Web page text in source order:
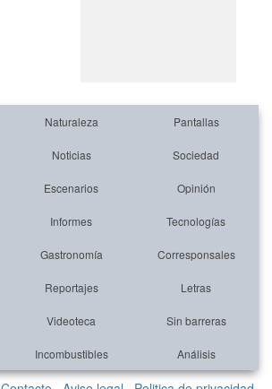
Naturaleza Pantallas
Noticias Sociedad
Escenarios Opinión
Informes Tecnologías
Gastronomía Corresponsales
Reportajes Letras
Videoteca Sin barreras
Incombustibles Análisis